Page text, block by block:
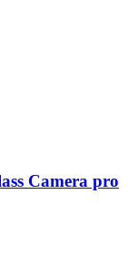
Camera pro